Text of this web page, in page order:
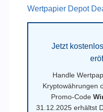
Wertpapier Depot
Jetzt
Handle
Kryptowährungen
Promo-Code
31.12.2025 erhältst